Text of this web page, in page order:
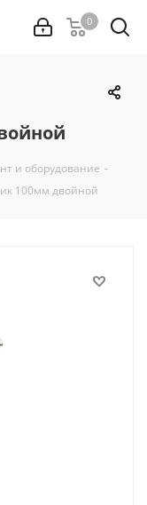
0
и оборудование -
100мм двойной